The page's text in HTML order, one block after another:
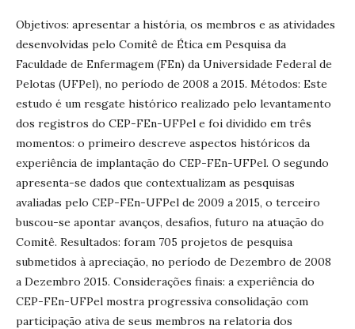
Objetivos: apresentar a história, os membros e as atividades
desenvolvidas pelo Comitê de Ética em Pesquisa da
Faculdade de Enfermagem (FEn) da Universidade Federal de
Pelotas (UFPel), no período de 2008 a 2015. Métodos: Este
estudo é um resgate histórico realizado pelo levantamento
dos registros do CEP-FEn-UFPel e foi dividido em três
momentos: o primeiro descreve aspectos históricos da
experiência de implantação do CEP-FEn-UFPel. O segundo
apresenta-se dados que contextualizam as pesquisas
avaliadas pelo CEP-FEn-UFPel de 2009 a 2015, o terceiro
buscou-se apontar avanços, desafios, futuro na atuação do
Comitê. Resultados: foram 705 projetos de pesquisa
submetidos à apreciação, no período de Dezembro de 2008
a Dezembro 2015. Considerações finais: a experiência do
CEP-FEn-UFPel mostra progressiva consolidação com
participação ativa de seus membros na relatoria dos